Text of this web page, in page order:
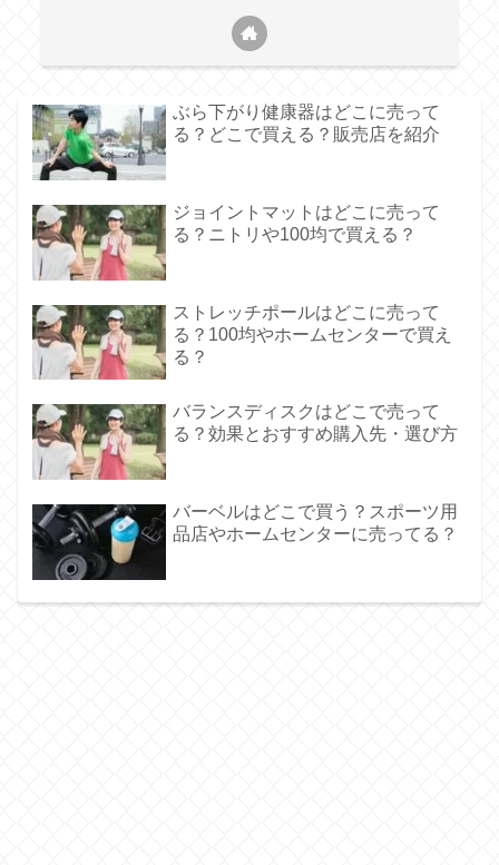
ぶら下がり健康器はどこに売って
る？どこで買える？販売店を紹介
ジョイントマットはどこに売って
る？ニトリや100均で買える？
ストレッチポールはどこに売って
る？100均やホームセンターで買え
る？
バランスディスクはどこで売って
る？効果とおすすめ購入先・選び方
バーベルはどこで買う？スポーツ用
品店やホームセンターに売ってる？